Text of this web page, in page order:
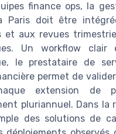
finance ops, la
Paris doit être
et aux revues
Un workflow clair
le prestataire de
permet de
extension de
pluriannuel. Dans la
des solutions de